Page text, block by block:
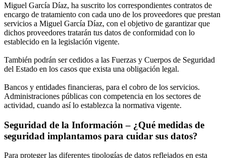
Miguel García Díaz, ha suscrito los correspondientes contratos de
encargo de tratamiento con cada uno de los proveedores que prestan
servicios a Miguel García Díaz, con el objetivo de garantizar que
dichos proveedores tratarán tus datos de conformidad con lo
establecido en la legislación vigente.
También podrán ser cedidos a las Fuerzas y Cuerpos de Seguridad
del Estado en los casos que exista una obligación legal.
Bancos y entidades financieras, para el cobro de los servicios.
Administraciones públicas con competencia en los sectores de
actividad, cuando así lo establezca la normativa vigente.
Seguridad de la Información – ¿Qué medidas de
seguridad implantamos para cuidar sus datos?
Para proteger las diferentes tipologías de datos reflejados en esta